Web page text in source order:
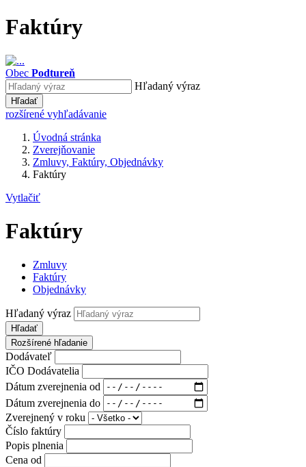
Faktúry
Obec Podtureň
Hľadaný výraz
Hľadať
rozšírené vyhľadávanie
Úvodná stránka
Zverejňovanie
Zmluvy, Faktúry, Objednávky
Faktúry
Vytlačiť
Faktúry
Zmluvy
Faktúry
Objednávky
Hľadaný výraz
Hľadať
Rozšírené hľadanie
Dodávateľ
IČO Dodávatelia
Dátum zverejnenia od
Dátum zverejnenia do
Zverejnený v roku
Číslo faktúry
Popis plnenia
Cena od